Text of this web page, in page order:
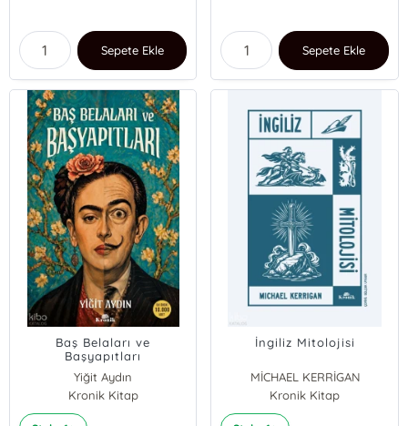
Sepete Ekle Sepete Ekle
Baş Belaları ve
Başyapıtları
Yiğit Aydın
Kronik Kitap
İngiliz Mitolojisi
MİCHAEL KERRİGAN
Kronik Kitap